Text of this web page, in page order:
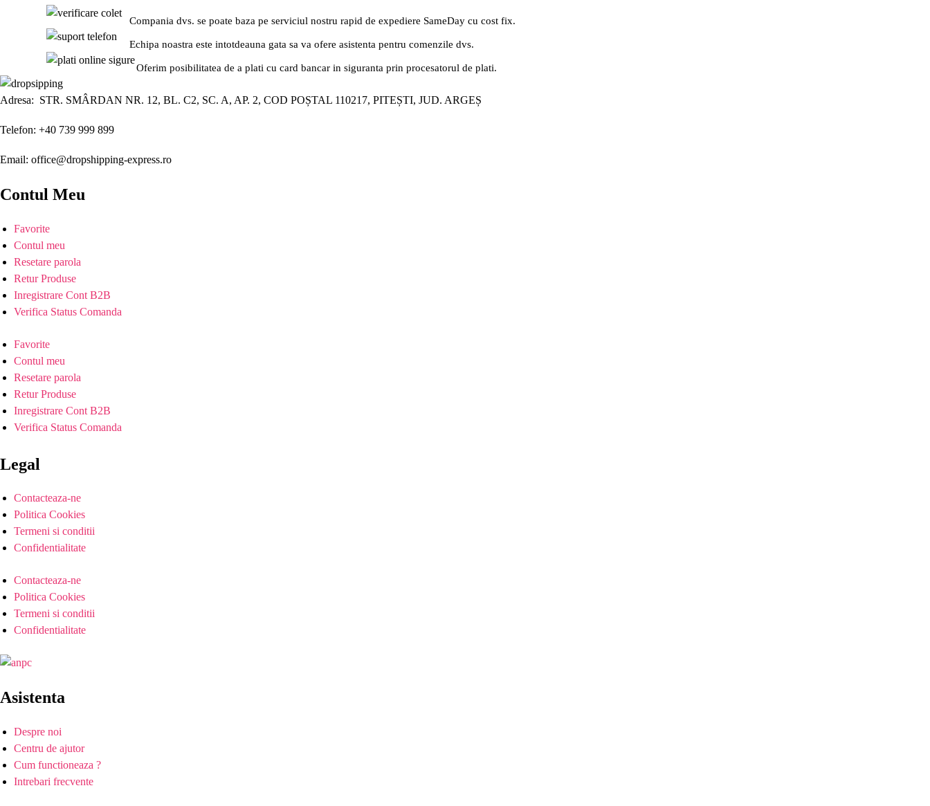
Compania dvs. se poate baza pe serviciul nostru rapid de expediere SameDay cu cost fix.
Echipa noastra este intotdeauna gata sa va ofere asistenta pentru comenzile dvs.
Oferim posibilitatea de a plati cu card bancar in siguranta prin procesatorul de plati.
Adresa: STR. SMÂRDAN NR. 12, BL. C2, SC. A, AP. 2, COD POȘTAL 110217, PITEȘTI, JUD. ARGEȘ
Telefon: +40 739 999 899
Email: office@dropshipping-express.ro
Contul Meu
Favorite
Contul meu
Resetare parola
Retur Produse
Inregistrare Cont B2B
Verifica Status Comanda
Favorite
Contul meu
Resetare parola
Retur Produse
Inregistrare Cont B2B
Verifica Status Comanda
Legal
Contacteaza-ne
Politica Cookies
Termeni si conditii
Confidentialitate
Contacteaza-ne
Politica Cookies
Termeni si conditii
Confidentialitate
Asistenta
Despre noi
Centru de ajutor
Cum functioneaza ?
Intrebari frecvente